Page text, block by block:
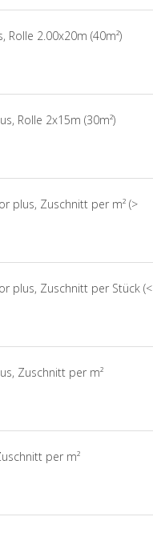
2.00x20m (40m²)
Rolle 2x15m (30m²)
plus, Zuschnitt per m² (>
plus, Zuschnitt per Stück (<
Zuschnitt per m²
per m²